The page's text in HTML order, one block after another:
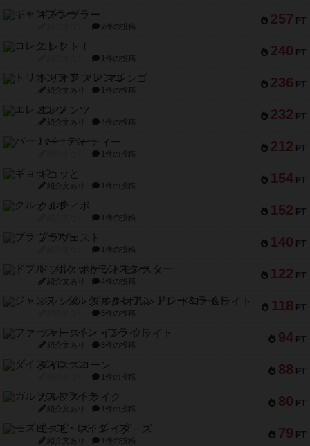
257 PT
ギャンブラー
2件の投稿
240 PT
コレクト！
1件の投稿
236 PT
トリオンフ ア マレンゴ
紹介文あり 1件の投稿
232 PT
エレメンツ
紹介文あり 4件の投稿
212 PT
バー！パーティー
1件の投稿
154 PT
ギョッと
紹介文あり 1件の投稿
152 PT
クルティボ
1件の投稿
140 PT
ブラヴェスト
1件の投稿
122 PT
ドブル：ポケットモンスター
紹介文あり 4件の投稿
118 PT
ジャンヌ・ダルク-オルレアン ドロー＆ライト
5件の投稿
94 PT
ファースト・イン・フライト
紹介文あり 3件の投稿
88 PT
ダイススローン
1件の投稿
80 PT
ガルフストライク
紹介文あり 1件の投稿
79 PT
モズビ－ズ・レイダ－ズ
紹介文あり 1件の投稿